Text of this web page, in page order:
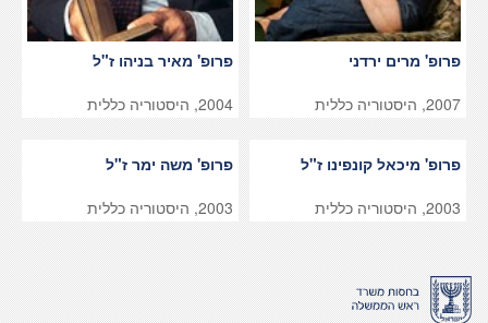
פרופ' מרים ירדני
2007, היסטוריה כללית
פרופ' מאיר בניהו ז"ל
2004, היסטוריה כללית
פרופ' מיכאל קונפינו ז"ל
2003, היסטוריה כללית
פרופ' משה ימר ז"ל
2003, היסטוריה כללית